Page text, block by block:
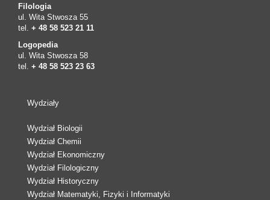
Filologia
ul. Wita Stwosza 55
tel. + 48 58 523 21 11
Logopedia
ul. Wita Stwosza 58
tel. + 48 58 523 23 63
Wydziały
Wydział Biologii
Wydział Chemii
Wydział Ekonomiczny
Wydział Filologiczny
Wydział Historyczny
Wydział Matematyki, Fizyki i Informatyki